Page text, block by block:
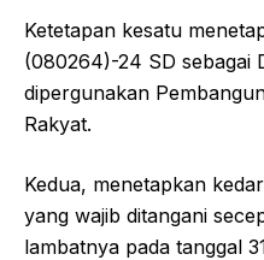
Ketetapan kesatu
(080264)-24 SD sebagai
dipergunakan
Rakyat.
Kedua, menetapkan
yang wajib ditangani
lambatnya pada tanggal